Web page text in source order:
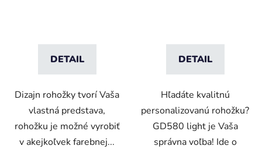
DETAIL
Dizajn rohožky tvorí Vaša
vlastná predstava,
rohožku je možné vyrobiť
v akejkoľvek farebnej...
DETAIL
Hľadáte kvalitnú
personalizovanú rohožku?
GD580 light je Vaša
správna voľba! Ide o